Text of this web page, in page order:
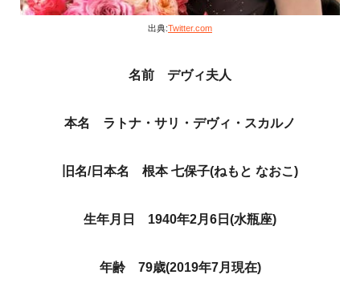
出典:Twitter.com
名前 デヴィ夫人
本名 ラトナ・サリ・デヴィ・スカルノ
旧名/日本名 根本 七保子(ねもと なおこ)
生年月日 1940年2月6日(水瓶座)
年齢 79歳(2019年7月現在)